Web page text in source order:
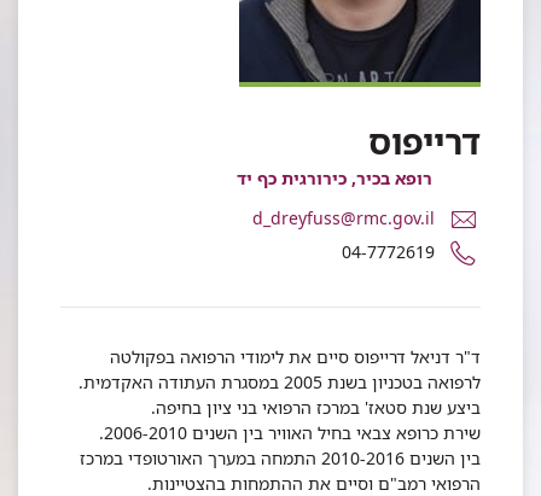
דרייפוס
רופא בכיר, כירורגית כף יד
דואר
אלקטרוני
ד"ר
דרייפוס
d_dreyfuss@rmc.gov.il
מספר
טלפון
דניאל
דרייפוס
04-7772619
ד"ר דניאל דרייפוס סיים את לימודי הרפואה בפקולטה
לרפואה בטכניון בשנת 2005 במסגרת העתודה האקדמית.
ביצע שנת סטאז' במרכז הרפואי בני ציון בחיפה.
שירת כרופא צבאי בחיל האוויר בין השנים 2006-2010.
בין השנים 2010-2016 התמחה במערך האורטופדי במרכז
הרפואי רמב"ם וסיים את ההתמחות בהצטיינות.